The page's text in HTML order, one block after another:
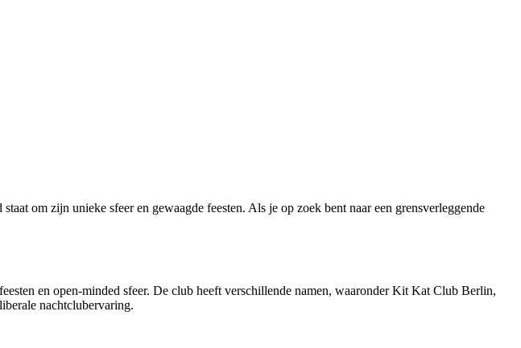
om zijn unieke sfeer en gewaagde feesten. Als je op zoek bent naar een grensverleggende
en open-minded sfeer. De club heeft verschillende namen, waaronder Kit Kat Club Berlin,
nachtclubervaring.